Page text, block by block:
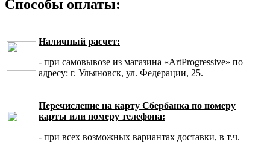
Способы оплаты:
Наличный расчет:
- при самовывозе из магазина «ArtProgressive» по
адресу: г. Ульяновск, ул. Федерации, 25.
Перечисление на карту Сбербанка по номеру
карты или номеру телефона:
- при всех возможных вариантах доставки, в т.ч.